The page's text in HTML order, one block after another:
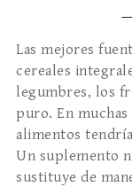
Las mejores
cereales
legumbres, los
puro. En
alimentos
Un suplemento
sustituye de